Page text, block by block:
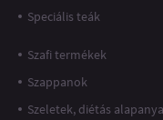
Speciális teák
Szafi termékek
Szappanok
Szeletek, diétás